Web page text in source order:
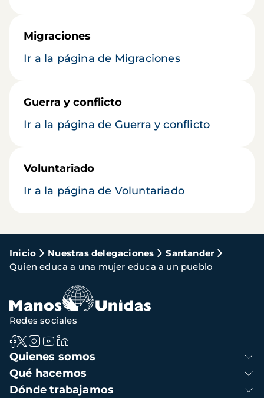
Migraciones
Ir a la página de Migraciones
Guerra y conflicto
Ir a la página de Guerra y conflicto
Voluntariado
Ir a la página de Voluntariado
Ruta
de
navegación
Inicio Nuestras delegaciones
Santander
Quien educa a una mujer educa a un pueblo
Navegación
principal
Quienes somos
Qué hacemos
Dónde trabajamos
Redes sociales